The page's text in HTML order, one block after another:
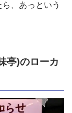
、あっという
亭)のローカ